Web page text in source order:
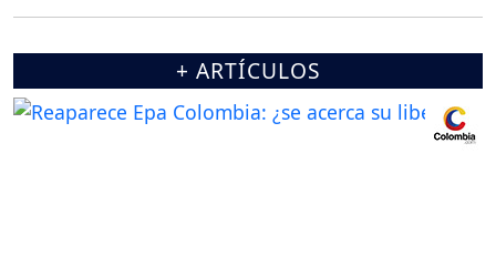
+ ARTÍCULOS